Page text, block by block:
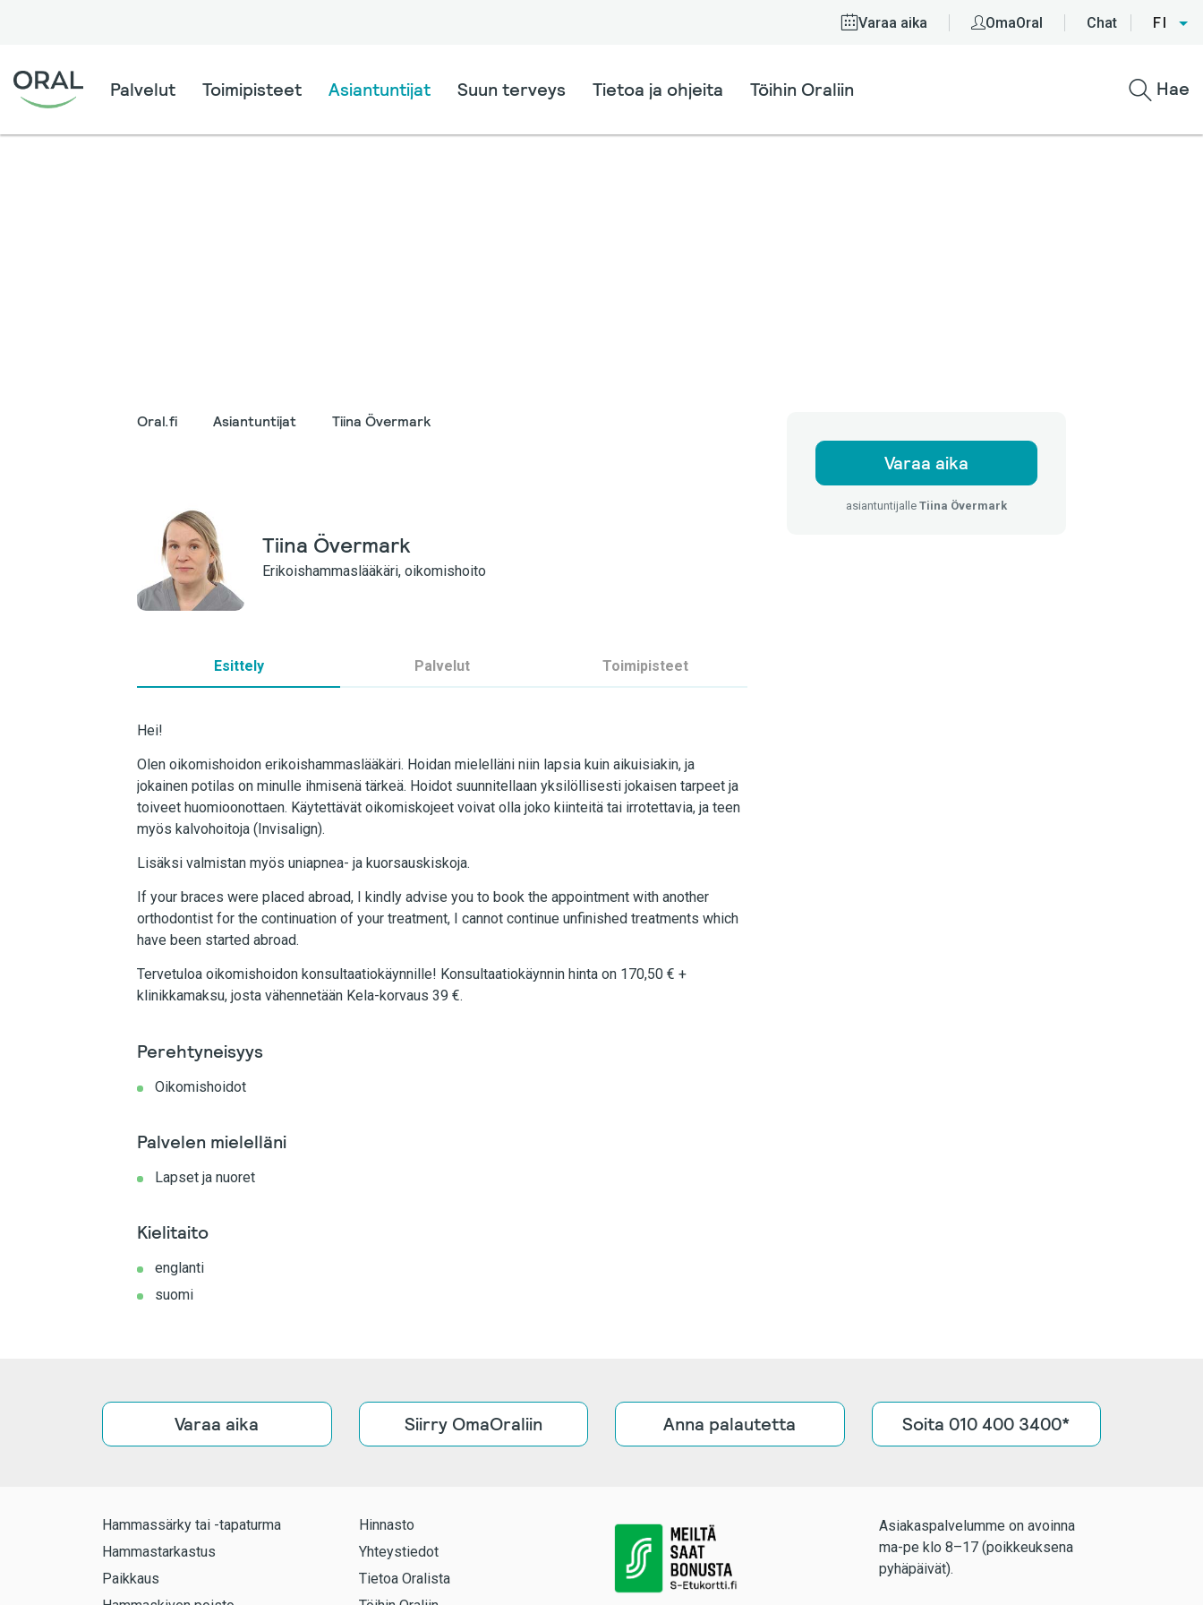
Varaa aika OmaOral Chat FI
Palvelut Toimipisteet Asiantuntijat Suun terveys Tietoa ja ohjeita Töihin Oraliin Hae
Varaa aika
asiantuntijalle Tiina Övermark
Oral.fi Asiantuntijat Tiina Övermark
Tiina Övermark
Erikoishammaslääkäri, oikomishoito
Esittely Palvelut Toimipisteet
Hei!
Olen oikomishoidon erikoishammaslääkäri. Hoidan mielelläni niin lapsia kuin aikuisiakin, ja
jokainen potilas on minulle ihmisenä tärkeä. Hoidot suunnitellaan yksilöllisesti jokaisen tarpeet ja
toiveet huomioonottaen. Käytettävät oikomiskojeet voivat olla joko kiinteitä tai irrotettavia, ja teen
myös kalvohoitoja (Invisalign).
Lisäksi valmistan myös uniapnea- ja kuorsauskiskoja.
If your braces were placed abroad, I kindly advise you to book the appointment with another
orthodontist for the continuation of your treatment, I cannot continue unfinished treatments which
have been started abroad.
Tervetuloa oikomishoidon konsultaatiokäynnille! Konsultaatiokäynnin hinta on 170,50 € +
klinikkamaksu, josta vähennetään Kela-korvaus 39 €.
Perehtyneisyys
Oikomishoidot
Palvelen mielelläni
Lapset ja nuoret
Kielitaito
englanti
suomi
Varaa aika Siirry OmaOraliin Anna palautetta Soita 010 400 3400*
Hammassärky tai -tapaturma
Hammastarkastus
Paikkaus
Hinnasto
Yhteystiedot
Tietoa Oralista
Asiakaspalvelumme on avoinna
ma-pe klo 8–17 (poikkeuksena
pyhäpäivät).